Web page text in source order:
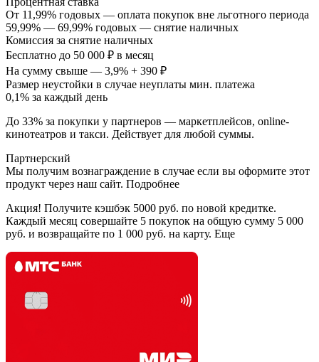
От 11,99% годовых — оплата покупок вне льготного периода
59,99% — 69,99% годовых — снятие наличных
Комиссия за снятие наличных
Бесплатно до 50 000 ₽ в месяц
На сумму свыше — 3,9% + 390 ₽
Размер неустойки в случае неуплаты мин. платежа
0,1% за каждый день
До 33% за покупки у партнеров — маркетплейсов, online-
кинотеатров и такси. Действует для любой суммы.
Партнерский
Мы получим вознаграждение в случае если вы оформите этот
продукт через наш сайт. Подробнее
Акция! Получите кэшбэк 5000 руб. по новой кредитке.
Каждый месяц совершайте 5 покупок на общую сумму 5 000
руб. и возвращайте по 1 000 руб. на карту. Еще